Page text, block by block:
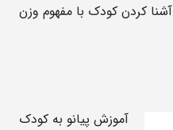
آشنا کردن کودک با مفهوم وزن
آموزش پیانو به کودک